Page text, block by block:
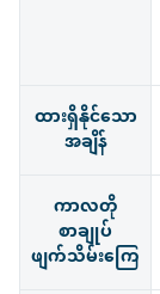
ထားရှိနိုင်သော
အချိန်
ကာလတို
စာချုပ်
ဖျက်သိမ်းကြေ